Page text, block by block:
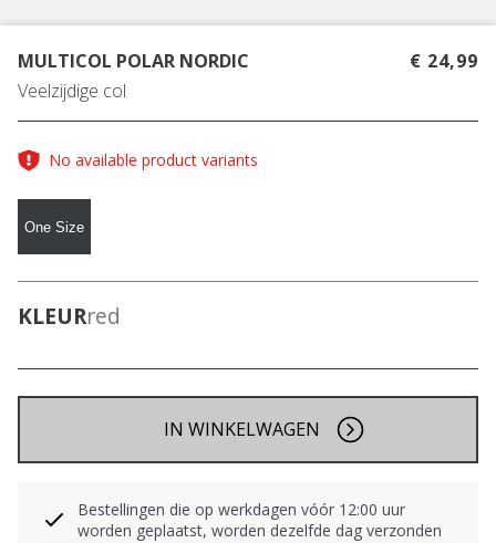
MULTICOL POLAR NORDIC
Veelzijdige col
€ 24,99
No available product variants
One Size
KLEURred
IN WINKELWAGEN
Bestellingen die op werkdagen vóór 12:00 uur
worden geplaatst, worden dezelfde dag verzonden